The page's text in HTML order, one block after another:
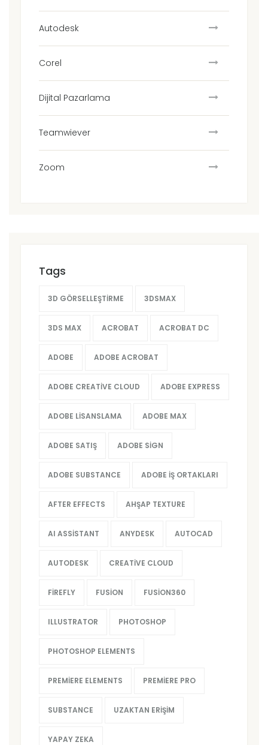
Autodesk
Corel
Dijital Pazarlama
Teamwiever
Zoom
Tags
3D GÖRSELLEŞTIRME 3DSMAX
3DS MAX ACROBAT ACROBAT DC
ADOBE ADOBE ACROBAT
ADOBE CREATIVE CLOUD ADOBE EXPRESS
ADOBE LISANSLAMA ADOBE MAX
ADOBE SATIŞ ADOBE SIGN
ADOBE SUBSTANCE ADOBE İŞ ORTAKLARI
AFTER EFFECTS AHŞAP TEXTURE
AI ASSISTANT ANYDESK AUTOCAD
AUTODESK CREATIVE CLOUD
FIREFLY FUSION FUSION360
ILLUSTRATOR PHOTOSHOP
PHOTOSHOP ELEMENTS
PREMIERE ELEMENTS PREMIERE PRO
SUBSTANCE UZAKTAN ERIŞIM
YAPAY ZEKA